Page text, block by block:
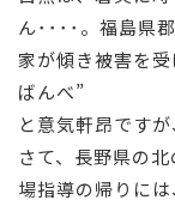
ん････。福島県
家が傾き被害を
ばんべ”
と意気軒昂です
さて、長野県の
場指導の帰りに